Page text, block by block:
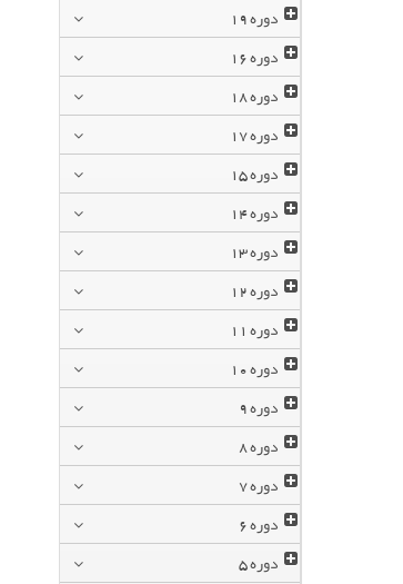
دوره
دوره
دوره
دوره
دوره
دوره
دوره
دوره
دوره
دوره
دوره
دوره
دوره
دوره
دوره